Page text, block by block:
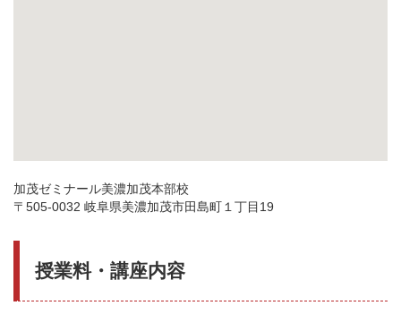
加茂ゼミナール美濃加茂本部校
〒505-0032 岐阜県美濃加茂市田島町１丁目19
授業料・講座内容